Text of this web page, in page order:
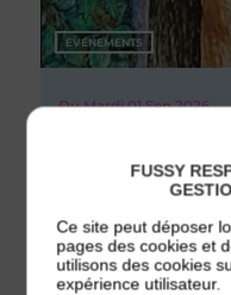
EVÉNEMENTS
DuMardi 01 Sep 2026
FUSSY
Ce site peut déposer
pages des cookies et
utilisons des cookies
expérience utilisateur.